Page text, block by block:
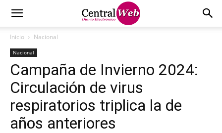
Inicio Nacional
Nacional
Campaña de Invierno 2024:
Circulación de virus
respiratorios triplica la de
años anteriores